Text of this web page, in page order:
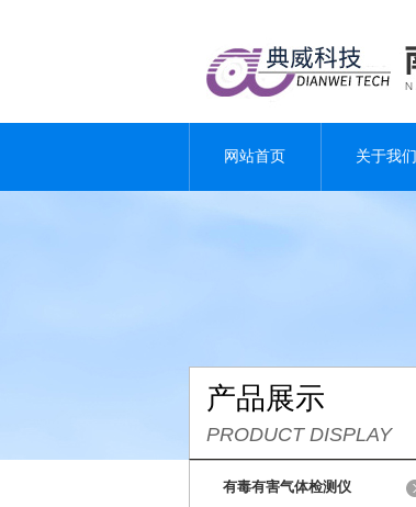
网站首页 关于我们
产品展示
PRODUCT DISPLAY
有毒有害气体检测仪